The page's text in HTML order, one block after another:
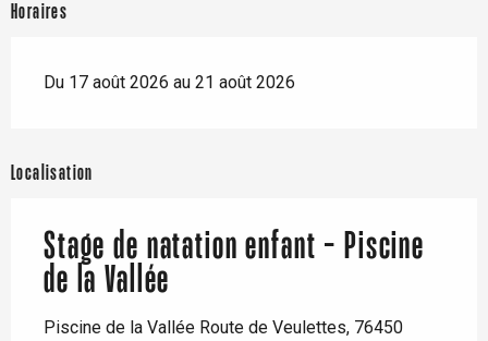
Horaires
Du 17 août 2026 au 21 août 2026
Localisation
Stage de natation enfant - Piscine
de la Vallée
Piscine de la Vallée Route de Veulettes, 76450